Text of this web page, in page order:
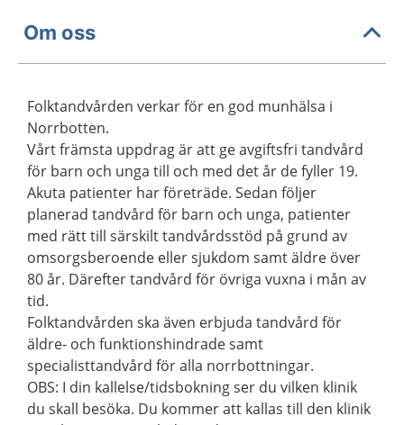
Om oss
Folktandvården verkar för en god munhälsa i
Norrbotten.
Vårt främsta uppdrag är att ge avgiftsfri tandvård
för barn och unga till och med det år de fyller 19.
Akuta patienter har företräde. Sedan följer
planerad tandvård för barn och unga, patienter
med rätt till särskilt tandvårdsstöd på grund av
omsorgsberoende eller sjukdom samt äldre över
80 år. Därefter tandvård för övriga vuxna i mån av
tid.
Folktandvården ska även erbjuda tandvård för
äldre- och funktionshindrade samt
specialisttandvård för alla norrbottningar.
OBS: I din kallelse/tidsbokning ser du vilken klinik
du skall besöka. Du kommer att kallas till den klinik